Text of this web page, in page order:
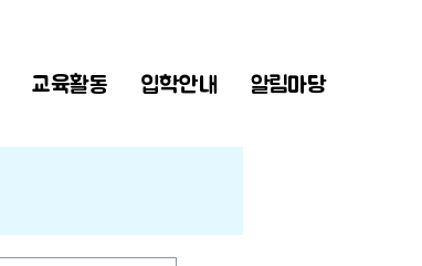
교육활동 입학안내 알림마당